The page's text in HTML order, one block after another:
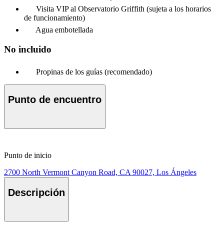
Visita VIP al Observatorio Griffith (sujeta a los horarios
de funcionamiento)
Agua embotellada
No incluido
Propinas de los guías (recomendado)
Punto de encuentro
Punto de inicio
2700 North Vermont Canyon Road, CA 90027, Los Ángeles
Descripción